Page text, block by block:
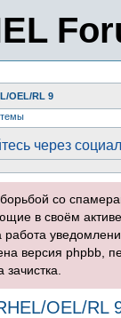
OEL/RL 9
через
борьбой со
в своём
работа
версия phpbb,
OEL/RL